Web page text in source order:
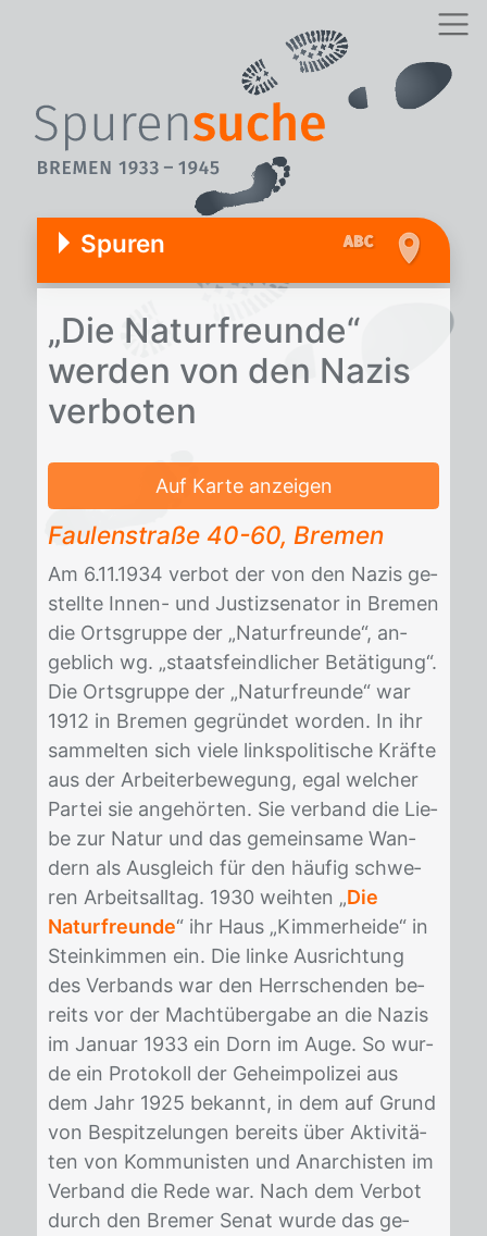
Spuren
„Die Na­tur­freun­de“
wer­den von den Na­zis
ver­bo­ten
Auf Karte anzeigen
Fau­len­stra­ße 40-60, Bre­men
Am 6.11.1934 ver­bot der von den Na­zis ge­
stell­te In­nen- und Jus­tiz­se­na­tor in Bre­men
die Orts­grup­pe der „Na­tur­freun­de“, an­
geb­lich wg. „staats­feind­li­cher Be­tä­ti­gung“.
Die Orts­grup­pe der „Na­tur­freun­de“ war
1912 in Bre­men ge­grün­det wor­den. In ihr
sam­mel­ten sich vie­le links­po­li­ti­sche Kräf­te
aus der Ar­bei­ter­be­we­gung, egal wel­cher
Par­tei sie an­ge­hör­ten. Sie ver­band die Lie­
be zur Na­tur und das ge­mein­sa­me Wan­
dern als Aus­gleich für den häu­fig schwe­
ren Ar­beits­all­tag. 1930 weih­ten „Die
Naturfreunde“ ihr Haus „Kim­mer­hei­de“ in
Stein­kim­men ein. Die lin­ke Aus­rich­tung
des Ver­bands war den Herr­schen­den be­
reits vor der Macht­über­ga­be an die Na­zis
im Ja­nu­ar 1933 ein Dorn im Auge. So wur­
de ein Pro­to­koll der Ge­heim­po­li­zei aus
dem Jahr 1925 be­kannt, in dem auf Grund
von Be­spit­ze­lun­gen be­reits über Ak­ti­vi­tä­
ten von Kom­mu­nis­ten und An­ar­chis­ten im
Ver­band die Rede war. Nach dem Ver­bot
durch den Bre­mer Se­nat wur­de das ge­